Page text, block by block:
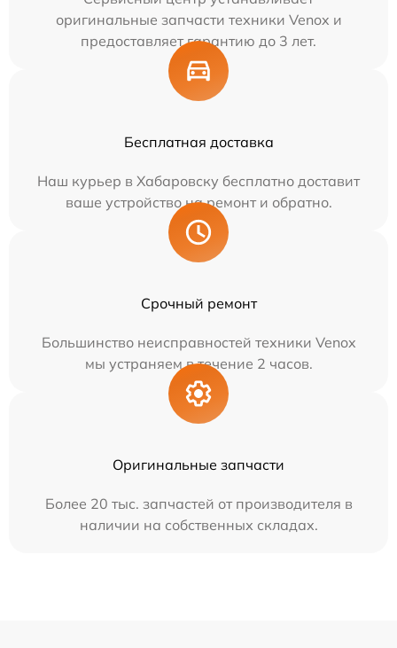
оригинальные запчасти техники Venox и
предоставляет гарантию до 3 лет.
Бесплатная доставка
Наш курьер в Хабаровску бесплатно доставит
ваше устройство на ремонт и обратно.
Срочный ремонт
Большинство неисправностей техники Venox
мы устраняем в течение 2 часов.
Оригинальные запчасти
Более 20 тыс. запчастей от производителя в
наличии на собственных складах.